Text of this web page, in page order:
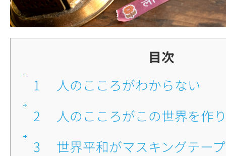
目次
1
■人のこころがわからない
2
■人のこころがこの世界を作
3
■世界平和がマスキングテー